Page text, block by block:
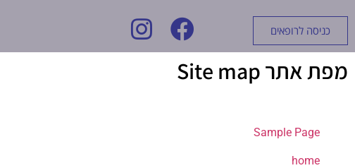
כניסה לרופאים
מפת אתר Site map
Sample Page
home